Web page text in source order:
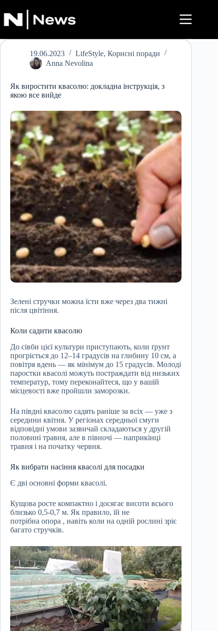
до
вмісту
19.06.2023 LifeStyle, Корисні поради
Anna Nevolina
Як виростити квасолю: докладна інструкція, з
якою все вийде
Зелені стручки можна їсти вже через два тижні
після цвітіння.
Коли садити квасолю
До сівби цієї культури приступають, коли ґрунт
прогріється до 12–14 градусів на глибину 10 см, а
повітря вдень — як мінімум до 15 градусів. Молоді
паростки квасолі можуть постраждати від низьких
температур, тому переконайтеся, що у вашій
місцевості вже пройшли заморозки.
На півдні квасолю садять раніше за всіх — уже з
середини квітня. У регіонах середньої смуги
відповідні умови зазвичай складаються у другій
половині травня, але в півночі — наприкінці
травня і на початку червня.
Як вибрати насіння квасолі для посадки
Є дві основні форми квасолі.
Кущова росте компактно і досягає висоти всього
близько 0,5-0,7 м. Як правило, їй не
потрібна опора , навіть коли на одній рослині зріє
багато стручків.